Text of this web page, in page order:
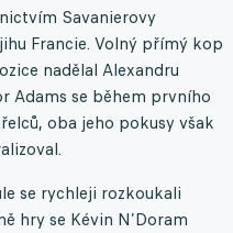
Savanierovy
Francie. Volný přímý kop
nadělal Alexandru
Adams se během prvního
oba jeho pokusy však
se rychleji rozkoukali
hry se Kévin N’Doram